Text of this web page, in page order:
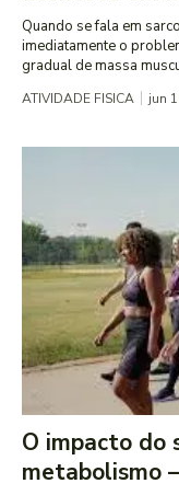
Quando se fala em
imediatamente o
gradual de massa
ATIVIDADE FISICA jun
O impacto do
metabolismo